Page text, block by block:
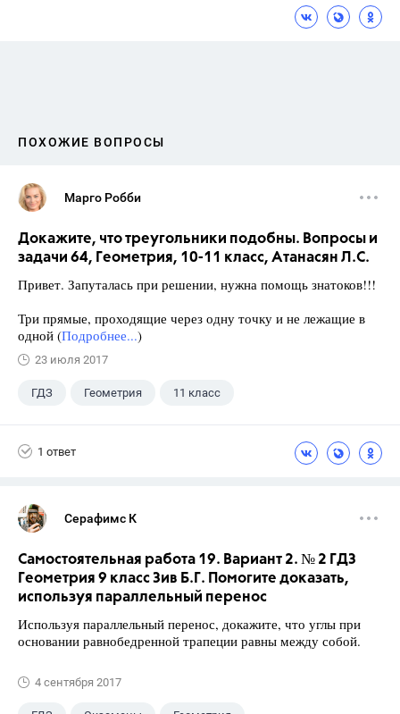
ПОХОЖИЕ ВОПРОСЫ
Марго Робби
Докажите, что треугольники подобны. Вопросы и
задачи 64, Геометрия, 10-11 класс, Атанасян Л.С.
Привет. Запуталась при решении, нужна помощь знатоков!!!
Три прямые, проходящие через одну точку и не лежащие в
одной (Подробнее...)
23 июля 2017
ГДЗ Геометрия 11 класс
1 ответ
Серафимс К
Самостоятельная работа 19. Вариант 2. № 2 ГДЗ
Геометрия 9 класс Зив Б.Г. Помогите доказать,
используя параллельный перенос
Используя параллельный перенос, докажите, что углы при
основании равнобедренной трапеции равны между собой.
4 сентября 2017